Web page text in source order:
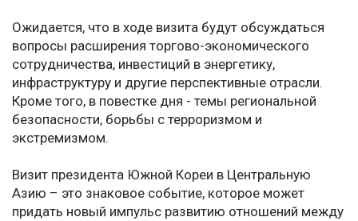
Ожидается, что в ходе визита будут обсуждаться
вопросы расширения торгово-экономического
сотрудничества, инвестиций в энергетику,
инфраструктуру и другие перспективные отрасли.
Кроме того, в повестке дня - темы региональной
безопасности, борьбы с терроризмом и
экстремизмом.
Визит президента Южной Кореи в Центральную
Азию – это знаковое событие, которое может
придать новый импульс развитию отношений между